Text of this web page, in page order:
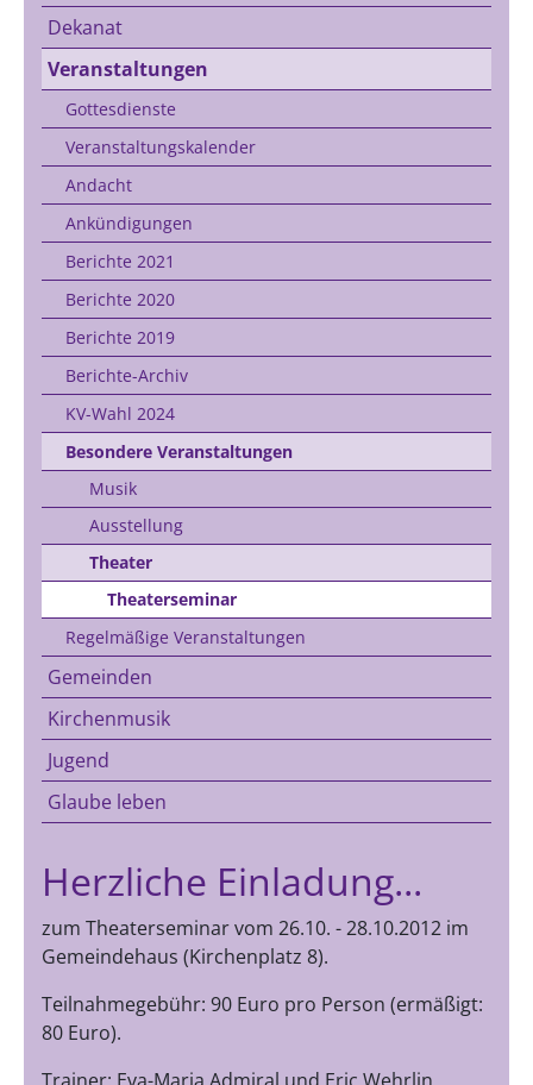
Dekanat
Veranstaltungen
Gottesdienste
Veranstaltungskalender
Andacht
Ankündigungen
Berichte 2021
Berichte 2020
Berichte 2019
Berichte-Archiv
KV-Wahl 2024
Besondere Veranstaltungen
Musik
Ausstellung
Theater
Theaterseminar
Regelmäßige Veranstaltungen
Gemeinden
Kirchenmusik
Jugend
Glaube leben
Herzliche Einladung...
zum Theaterseminar vom 26.10. - 28.10.2012 im
Gemeindehaus (Kirchenplatz 8).
Teilnahmegebühr: 90 Euro pro Person (ermäßigt:
80 Euro).